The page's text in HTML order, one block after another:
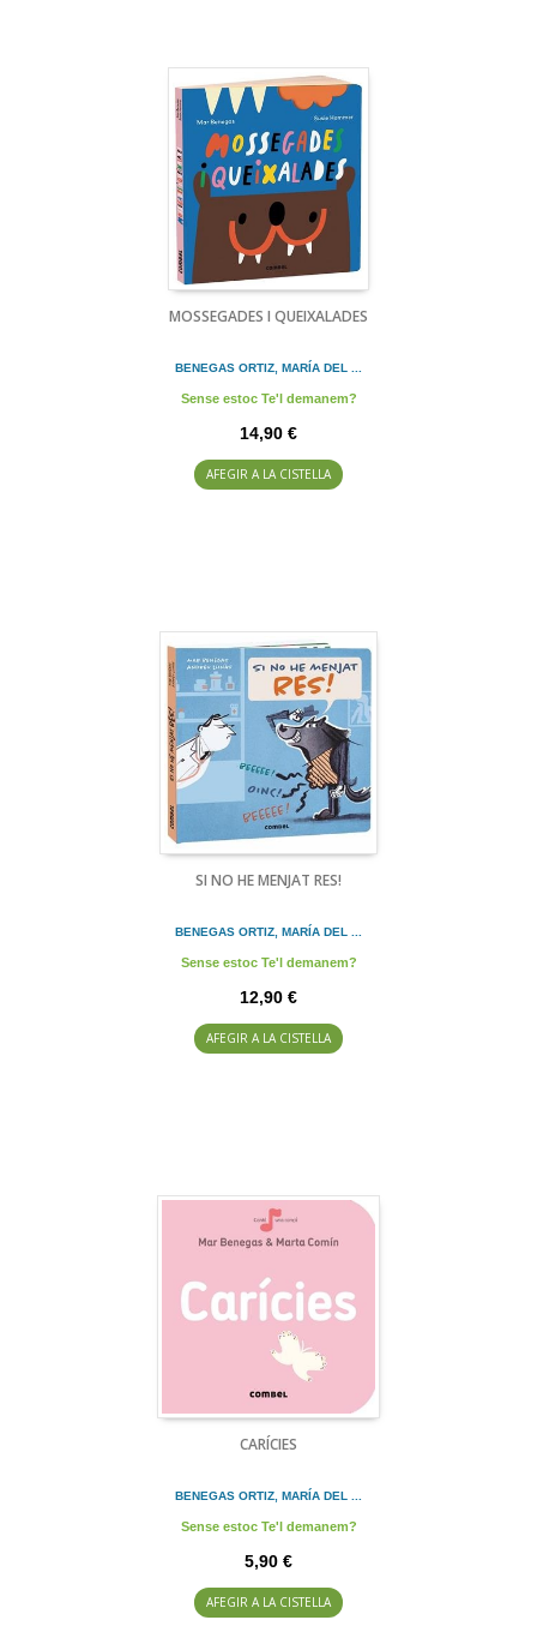
MOSSEGADES I QUEIXALADES
BENEGAS ORTIZ, MARÍA DEL ...
Sense estoc Te'l demanem?
14,90 €
AFEGIR A LA CISTELLA
SI NO HE MENJAT RES!
BENEGAS ORTIZ, MARÍA DEL ...
Sense estoc Te'l demanem?
12,90 €
AFEGIR A LA CISTELLA
CARÍCIES
BENEGAS ORTIZ, MARÍA DEL ...
Sense estoc Te'l demanem?
5,90 €
AFEGIR A LA CISTELLA